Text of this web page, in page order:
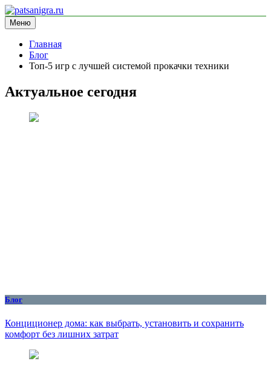
Перейти
к
содержимому
patsanigra.ru
информационный сайт
Меню
Главная
Блог
Топ-5 игр с лучшей системой прокачки техники
Актуальное сегодня
Блог
Конциционер дома: как выбрать, установить и сохранить
комфорт без лишних затрат